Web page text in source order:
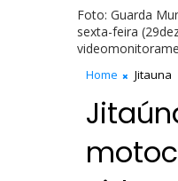
Foto: Guarda
sexta-feira
Home Jitauna